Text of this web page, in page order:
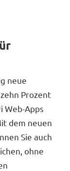
neue
Prozent
Web-Apps
dem neuen
Sie auch
ohne